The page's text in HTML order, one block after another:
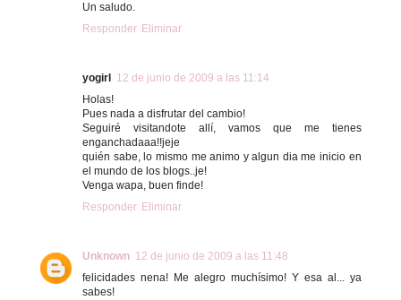
Un saludo.
Responder Eliminar
yogirl
12 de junio de 2009 a las 11:14
Holas!
Pues nada a disfrutar del cambio!
Seguiré visitandote allí, vamos que me tienes
enganchadaaa!!jeje
quién sabe, lo mismo me animo y algun dia me inicio en
el mundo de los blogs..je!
Venga wapa, buen finde!
Responder Eliminar
Unknown 12 de junio de 2009 a las 11:48
felicidades nena! Me alegro muchísimo! Y esa al... ya
sabes!